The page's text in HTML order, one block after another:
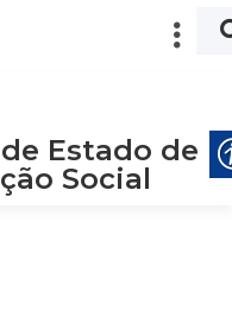
Estado de
Social